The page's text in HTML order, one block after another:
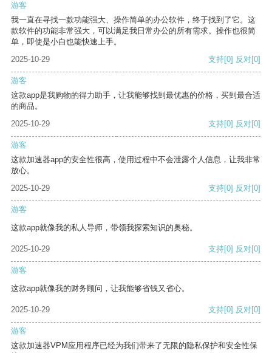
游客
我一直在寻找一款功能强大、操作简单的办公软件，终于找到了它。这
款软件的功能非常强大，可以满足我日常办公的所有需求。操作也很简
单，即使是小白也能快速上手。
2025-10-29
支持[0] 反对[0]
游客
这款app是我购物的得力助手，让我能够找到最优惠的价格，买到最合适
的商品。
2025-10-29
支持[0] 反对[0]
游客
这款加速器app的安全性很高，使用过程中不会泄露个人信息，让我非常
放心。
2025-10-29
支持[0] 反对[0]
游客
这款app就像我的私人导师，带领我探索知识的奥秘。
2025-10-29 支持[0] 反对[0]
游客
这款app就像我的财务顾问，让我能够省钱又省心。
2025-10-29 支持[0] 反对[0]
游客
这款加速器VPM应用程序已经为我们带来了无限的隐私保护和安全性保